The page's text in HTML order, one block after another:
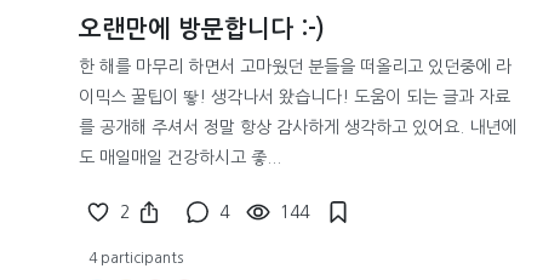
오랜만에 방문합니다 :-)
한 해를 마무리 하면서 고마웠던 분들을 떠올리고 있던중에 라
이믹스 꿀팁이 뙇! 생각나서 왔습니다! 도움이 되는 글과 자료
를 공개해 주셔서 정말 항상 감사하게 생각하고 있어요. 내년에
도 매일매일 건강하시고 좋...
2 4 144
4 participants